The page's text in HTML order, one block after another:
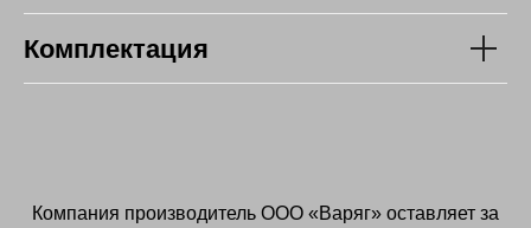
Комплектация
Компания производитель OOO «Варяг» оставляет за